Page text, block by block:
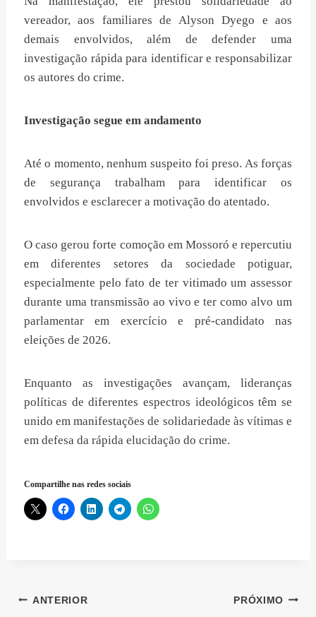
vereador, aos familiares de Alyson Dyego e aos
demais envolvidos, além de defender uma
investigação rápida para identificar e responsabilizar
os autores do crime.
Investigação segue em andamento
Até o momento, nenhum suspeito foi preso. As forças
de segurança trabalham para identificar os
envolvidos e esclarecer a motivação do atentado.
O caso gerou forte comoção em Mossoró e repercutiu
em diferentes setores da sociedade potiguar,
especialmente pelo fato de ter vitimado um assessor
durante uma transmissão ao vivo e ter como alvo um
parlamentar em exercício e pré-candidato nas
eleições de 2026.
Enquanto as investigações avançam, lideranças
políticas de diferentes espectros ideológicos têm se
unido em manifestações de solidariedade às vítimas e
em defesa da rápida elucidação do crime.
Compartilhe nas redes sociais
Navegação
ANTERIOR PRÓXIMO